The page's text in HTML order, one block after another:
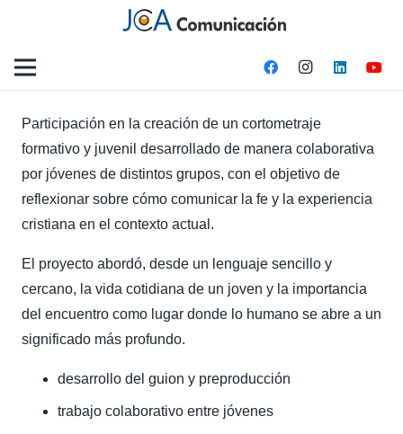
Participación en la creación de un cortometraje
formativo y juvenil desarrollado de manera colaborativa
por jóvenes de distintos grupos, con el objetivo de
reflexionar sobre cómo comunicar la fe y la experiencia
cristiana en el contexto actual.
El proyecto abordó, desde un lenguaje sencillo y
cercano, la vida cotidiana de un joven y la importancia
del encuentro como lugar donde lo humano se abre a un
significado más profundo.
desarrollo del guion y preproducción
trabajo colaborativo entre jóvenes